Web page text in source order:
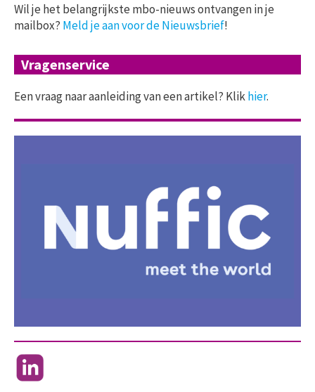
Wil je het belangrijkste mbo-nieuws ontvangen in je
mailbox? Meld je aan voor de Nieuwsbrief!
Vragenservice
Een vraag naar aanleiding van een artikel? Klikhier.